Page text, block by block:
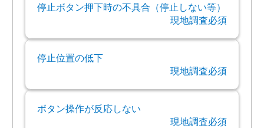
停止ボタン押下時の不具合（停止しない等）
現地調査必須
停止位置の低下
現地調査必須
ボタン操作が反応しない
現地調査必須